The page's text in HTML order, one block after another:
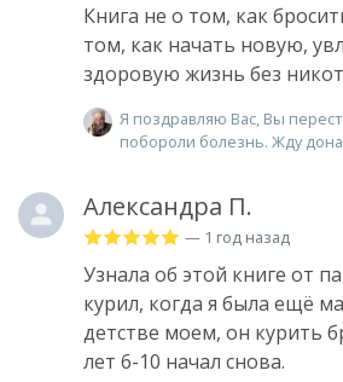
Книга не о том, как
том, как начать новую,
здоровую жизнь без
Я поздравляю Вас, Вы
побороли болезнь. Жду
Александра П.
— 1 год назад
Узнала об этой книге от
курил, когда я была ещё
детстве моем, он курить
лет 6-10 начал снова.